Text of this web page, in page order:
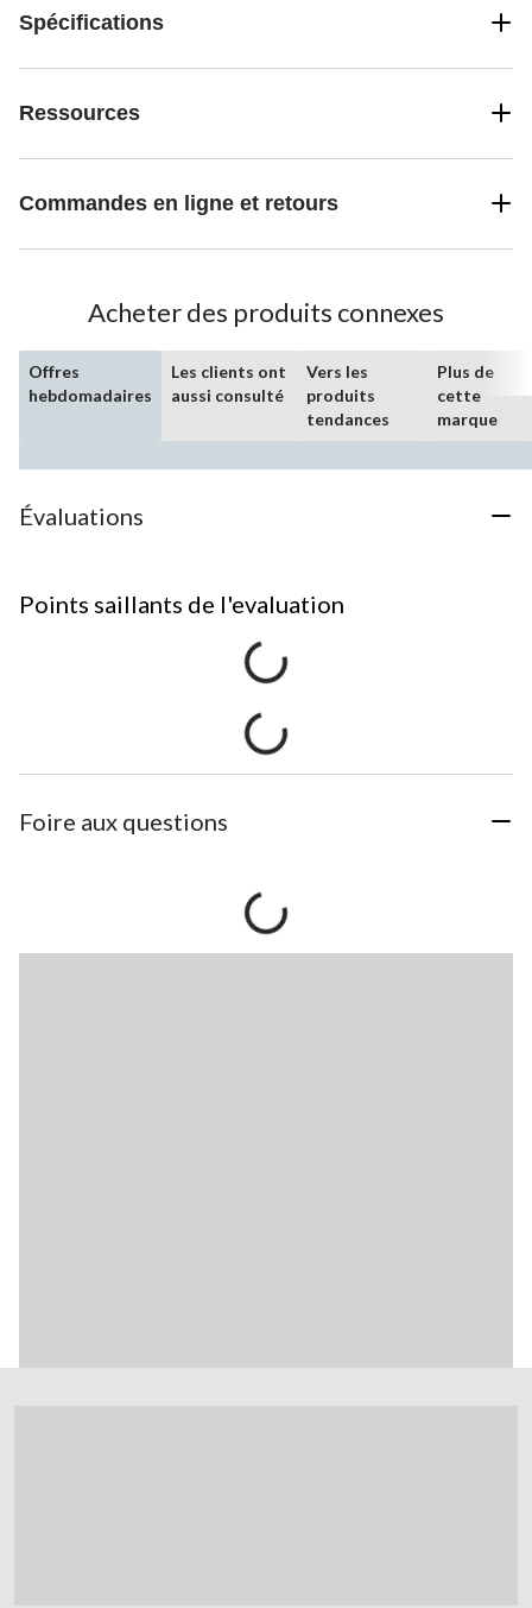
Spécifications
Ressources
Commandes en ligne et retours
Acheter des produits connexes
Offres
hebdomadaires
Les clients ont
aussi consulté
Vers les
produits
tendances
Plus de
cette
marque
Évaluations
Points saillants de l'evaluation
Foire aux questions